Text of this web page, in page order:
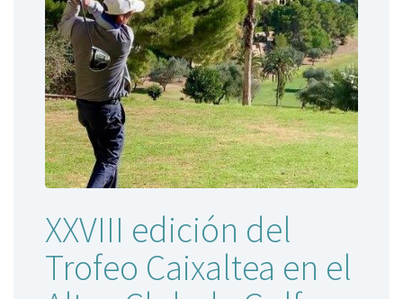
XXVIII edición del
Trofeo Caixaltea en el